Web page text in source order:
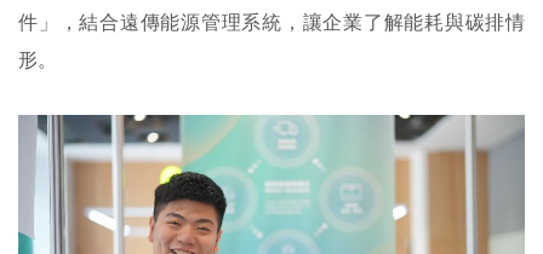
件」，結合遠傳能源管理系統，讓企業了解能耗與碳排情
形。